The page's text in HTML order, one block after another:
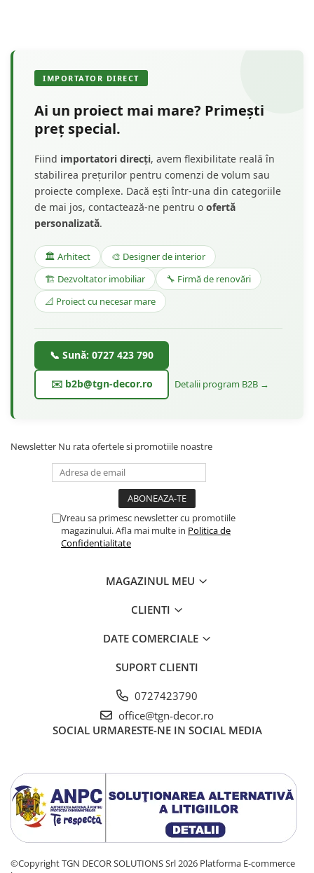
IMPORTATOR DIRECT
Ai un proiect mai mare? Primești
preț special.
Fiind importatori direcți, avem flexibilitate reală în
stabilirea prețurilor pentru comenzi de volum sau
proiecte complexe. Dacă ești într-una din categoriile
de mai jos, contactează-ne pentru o ofertă
personalizată.
🏛️ Arhitect
🎨 Designer de interior
🏗️ Dezvoltator imobiliar
🔧 Firmă de renovări
📐 Proiect cu necesar mare
📞 Sună: 0727 423 790
✉️ b2b@tgn-decor.ro Detalii program B2B →
Newsletter Nu rata ofertele si promotiile noastre
Vreau sa primesc newsletter cu promotiile
magazinului. Afla mai multe in Politica de
Confidentialitate
MAGAZINUL MEU
CLIENTI
DATE COMERCIALE
SUPORT CLIENTI
0727423790
office@tgn-decor.ro
SOCIAL URMARESTE-NE IN SOCIAL MEDIA
©Copyright TGN DECOR SOLUTIONS Srl 2026 Platforma E-commerce